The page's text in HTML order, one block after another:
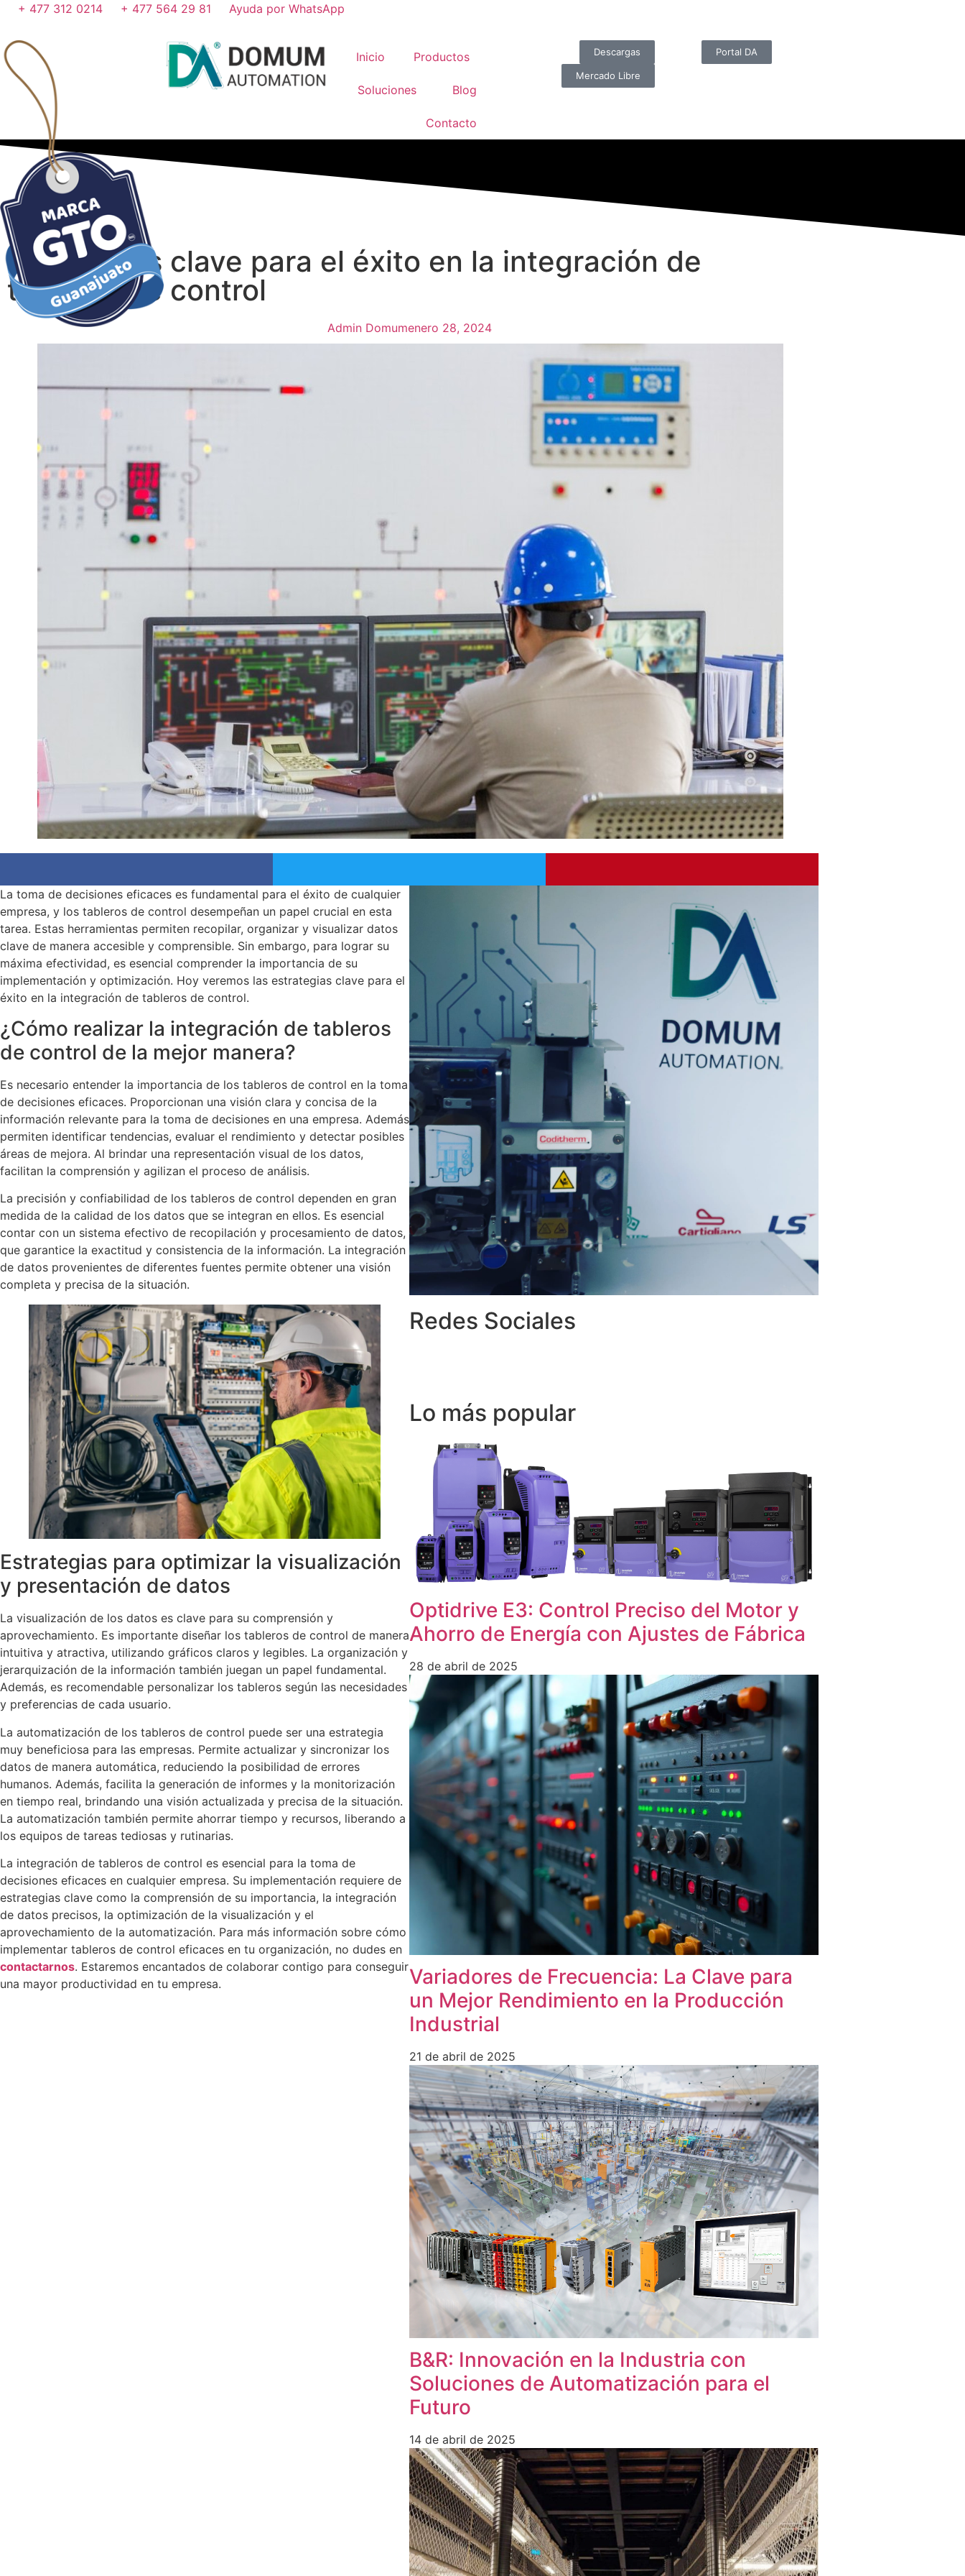
+ 477 312 0214 + 477 564 29 81 Ayuda por WhatsApp
Inicio Productos
Soluciones Blog
Contacto
Descargas
Mercado Libre
Portal DA
Estrategias clave para el éxito en la integración de
tableros de control
Admin Domumenero 28, 2024
La toma de decisiones eficaces es fundamental para el éxito de cualquier
empresa, y los tableros de control desempeñan un papel crucial en esta
tarea. Estas herramientas permiten recopilar, organizar y visualizar datos
clave de manera accesible y comprensible. Sin embargo, para lograr su
máxima efectividad, es esencial comprender la importancia de su
implementación y optimización. Hoy veremos las estrategias clave para el
éxito en la integración de tableros de control.
¿Cómo realizar la integración de tableros
de control de la mejor manera?
Es necesario entender la importancia de los tableros de control en la toma
de decisiones eficaces. Proporcionan una visión clara y concisa de la
información relevante para la toma de decisiones en una empresa. Además
permiten identificar tendencias, evaluar el rendimiento y detectar posibles
áreas de mejora. Al brindar una representación visual de los datos,
facilitan la comprensión y agilizan el proceso de análisis.
La precisión y confiabilidad de los tableros de control dependen en gran
medida de la calidad de los datos que se integran en ellos. Es esencial
contar con un sistema efectivo de recopilación y procesamiento de datos,
que garantice la exactitud y consistencia de la información. La integración
de datos provenientes de diferentes fuentes permite obtener una visión
completa y precisa de la situación.
Estrategias para optimizar la visualización
y presentación de datos
La visualización de los datos es clave para su comprensión y
aprovechamiento. Es importante diseñar los tableros de control de manera
intuitiva y atractiva, utilizando gráficos claros y legibles. La organización y
jerarquización de la información también juegan un papel fundamental.
Además, es recomendable personalizar los tableros según las necesidades
y preferencias de cada usuario.
La automatización de los tableros de control puede ser una estrategia
muy beneficiosa para las empresas. Permite actualizar y sincronizar los
datos de manera automática, reduciendo la posibilidad de errores
humanos. Además, facilita la generación de informes y la monitorización
en tiempo real, brindando una visión actualizada y precisa de la situación.
La automatización también permite ahorrar tiempo y recursos, liberando a
los equipos de tareas tediosas y rutinarias.
La integración de tableros de control es esencial para la toma de
decisiones eficaces en cualquier empresa. Su implementación requiere de
estrategias clave como la comprensión de su importancia, la integración
de datos precisos, la optimización de la visualización y el
aprovechamiento de la automatización. Para más información sobre cómo
implementar tableros de control eficaces en tu organización, no dudes en
contactarnos. Estaremos encantados de colaborar contigo para conseguir
una mayor productividad en tu empresa.
Redes Sociales
Lo más popular
Optidrive E3: Control Preciso del Motor y
Ahorro de Energía con Ajustes de Fábrica
28 de abril de 2025
Variadores de Frecuencia: La Clave para
un Mejor Rendimiento en la Producción
Industrial
21 de abril de 2025
B&R: Innovación en la Industria con
Soluciones de Automatización para el
Futuro
14 de abril de 2025